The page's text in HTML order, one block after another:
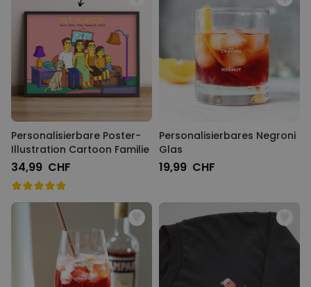
Personalisierbare Poster-
Illustration Cartoon Familie
34,99 CHF
Personalisierbares Negroni
Glas
19,99 CHF